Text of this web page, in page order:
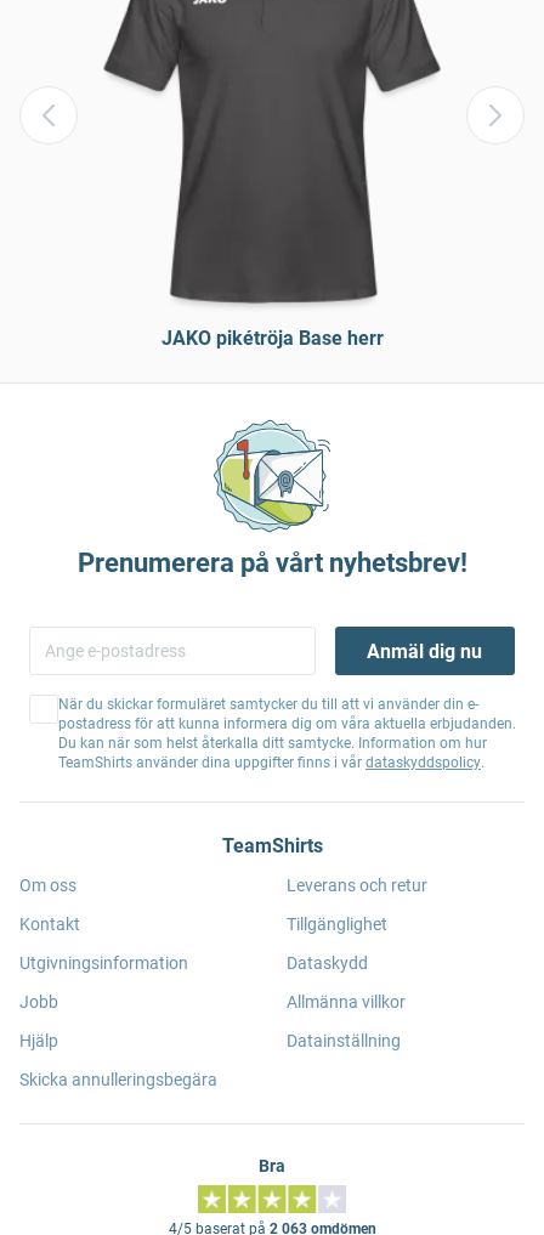
JAKO pikétröja Base herr
Prenumerera på vårt nyhetsbrev!
Anmäl dig nu
När du skickar formuläret samtycker du till att vi använder din e-
postadress för att kunna informera dig om våra aktuella erbjudanden.
Du kan när som helst återkalla ditt samtycke. Information om hur
TeamShirts använder dina uppgifter finns i vår dataskyddspolicy.
TeamShirts
Om oss
Kontakt
Utgivningsinformation
Jobb
Hjälp
Skicka annulleringsbegära
Leverans och retur
Tillgänglighet
Dataskydd
Allmänna villkor
Datainställning
Bra
4/5 baserat på 2 063 omdömen